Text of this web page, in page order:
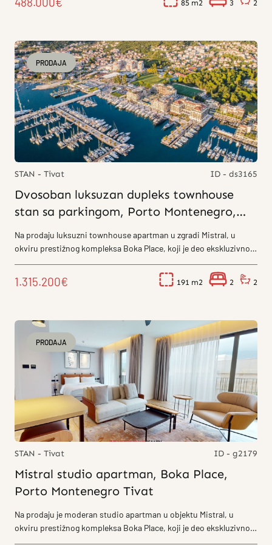
85 3 2
PRODAJA
STAN - Tivat ID - ds3165
Dvosoban luksuzan dupleks townhouse
stan sa parkingom, Porto Montenegro,
Tivat
Na prodaju luksuzni townhouse apartman u zgradi Mistral, u
okviru prestižnog kompleksa Boka Place, koji je deo ekskluzivnog
1.315.200€ 191 2 2
PRODAJA
STAN - Tivat ID - g2179
Mistral studio apartman, Boka Place,
Porto Montenegro Tivat
Na prodaju je moderan studio apartman u objektu Mistral, u
okviru prestižnog kompleksa Boka Place, koji je deo ekskluzivnog